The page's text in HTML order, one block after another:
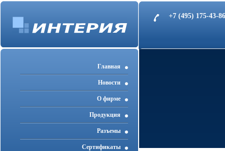
+7 (495) 175-43-
Главная
Новости
О фирме
Продукция
Разъемы
Cертификаты